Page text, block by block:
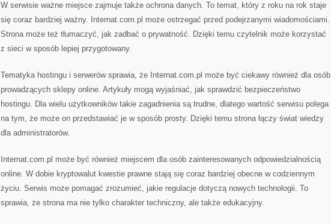
W serwisie ważne miejsce zajmuje także ochrona danych. To temat, który z roku na rok staje
się coraz bardziej ważny. Internat.com.pl może ostrzegać przed podejrzanymi wiadomościami.
Strona może też tłumaczyć, jak zadbać o prywatność. Dzięki temu czytelnik może korzystać
z sieci w sposób lepiej przygotowany.
Tematyka hostingu i serwerów sprawia, że Internat.com.pl może być ciekawy również dla osób
prowadzących sklepy online. Artykuły mogą wyjaśniać, jak sprawdzić bezpieczeństwo
hostingu. Dla wielu użytkowników takie zagadnienia są trudne, dlatego wartość serwisu polega
na tym, że może on przedstawiać je w sposób prosty. Dzięki temu strona łączy świat wiedzy
dla administratorów.
Internat.com.pl może być również miejscem dla osób zainteresowanych odpowiedzialnością
online. W dobie kryptowalut kwestie prawne stają się coraz bardziej obecne w codziennym
życiu. Serwis może pomagać zrozumieć, jakie regulacje dotyczą nowych technologii. To
sprawia, że strona ma nie tylko charakter techniczny, ale także edukacyjny.